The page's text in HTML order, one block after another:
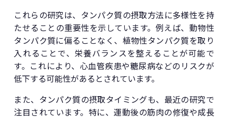
これらの研究は、タンパク質の摂取方法に多様性を持
たせることの重要性を示しています。例えば、動物性
タンパク質に偏ることなく、植物性タンパク質を取り
入れることで、栄養バランスを整えることが可能で
す。これにより、心血管疾患や糖尿病などのリスクが
低下する可能性があるとされています。
また、タンパク質の摂取タイミングも、最近の研究で
注目されています。特に、運動後の筋肉の修復や成長